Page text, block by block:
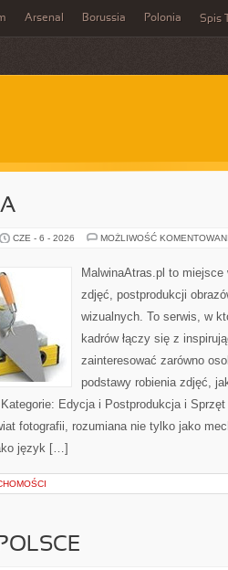
Arsenal Borussia Polonia Spis
CZE - 6 - 2026 MOŻLIWOŚĆ
MalwinaAtras.pl to
zdjęć, postprodukcji
wizualnych. To serwis, w
kadrów łączy się z
zainteresować zarówno
podstawy robienia zdjęć,
Edycja i Postprodukcja i Sprzęt
fotografii, rozumiana nie tylko jako
język […]